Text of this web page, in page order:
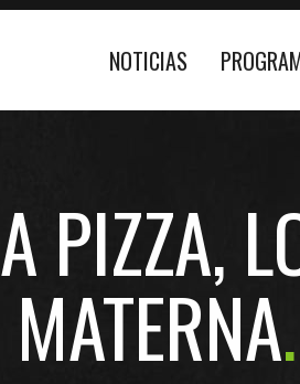
NOTICIAS
PIZZA,